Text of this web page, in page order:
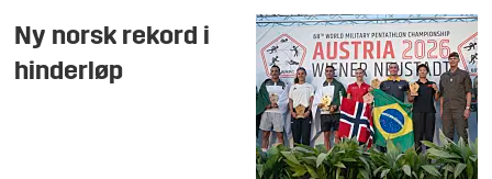
Ny norsk rekord i
hinderløp